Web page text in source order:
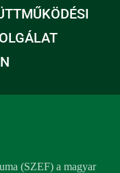
(SZEF) a magyar